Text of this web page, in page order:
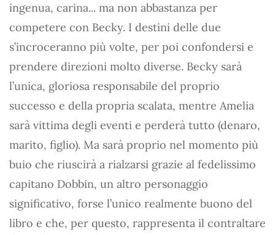
ingenua, carina... ma non abbastanza per
competere con Becky. I destini delle due
s’incroceranno più volte, per poi confondersi e
prendere direzioni molto diverse. Becky sarà
l’unica, gloriosa responsabile del proprio
successo e della propria scalata, mentre Amelia
sarà vittima degli eventi e perderà tutto (denaro,
marito, figlio). Ma sarà proprio nel momento più
buio che riuscirà a rialzarsi grazie al fedelissimo
capitano Dobbin, un altro personaggio
significativo, forse l’unico realmente buono del
libro e che, per questo, rappresenta il contraltare